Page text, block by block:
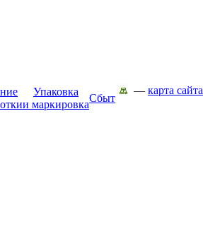
Упаковка
и маркировка
Сбыт
— карта сайта